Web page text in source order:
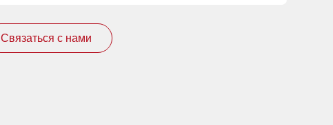
Связаться с нами